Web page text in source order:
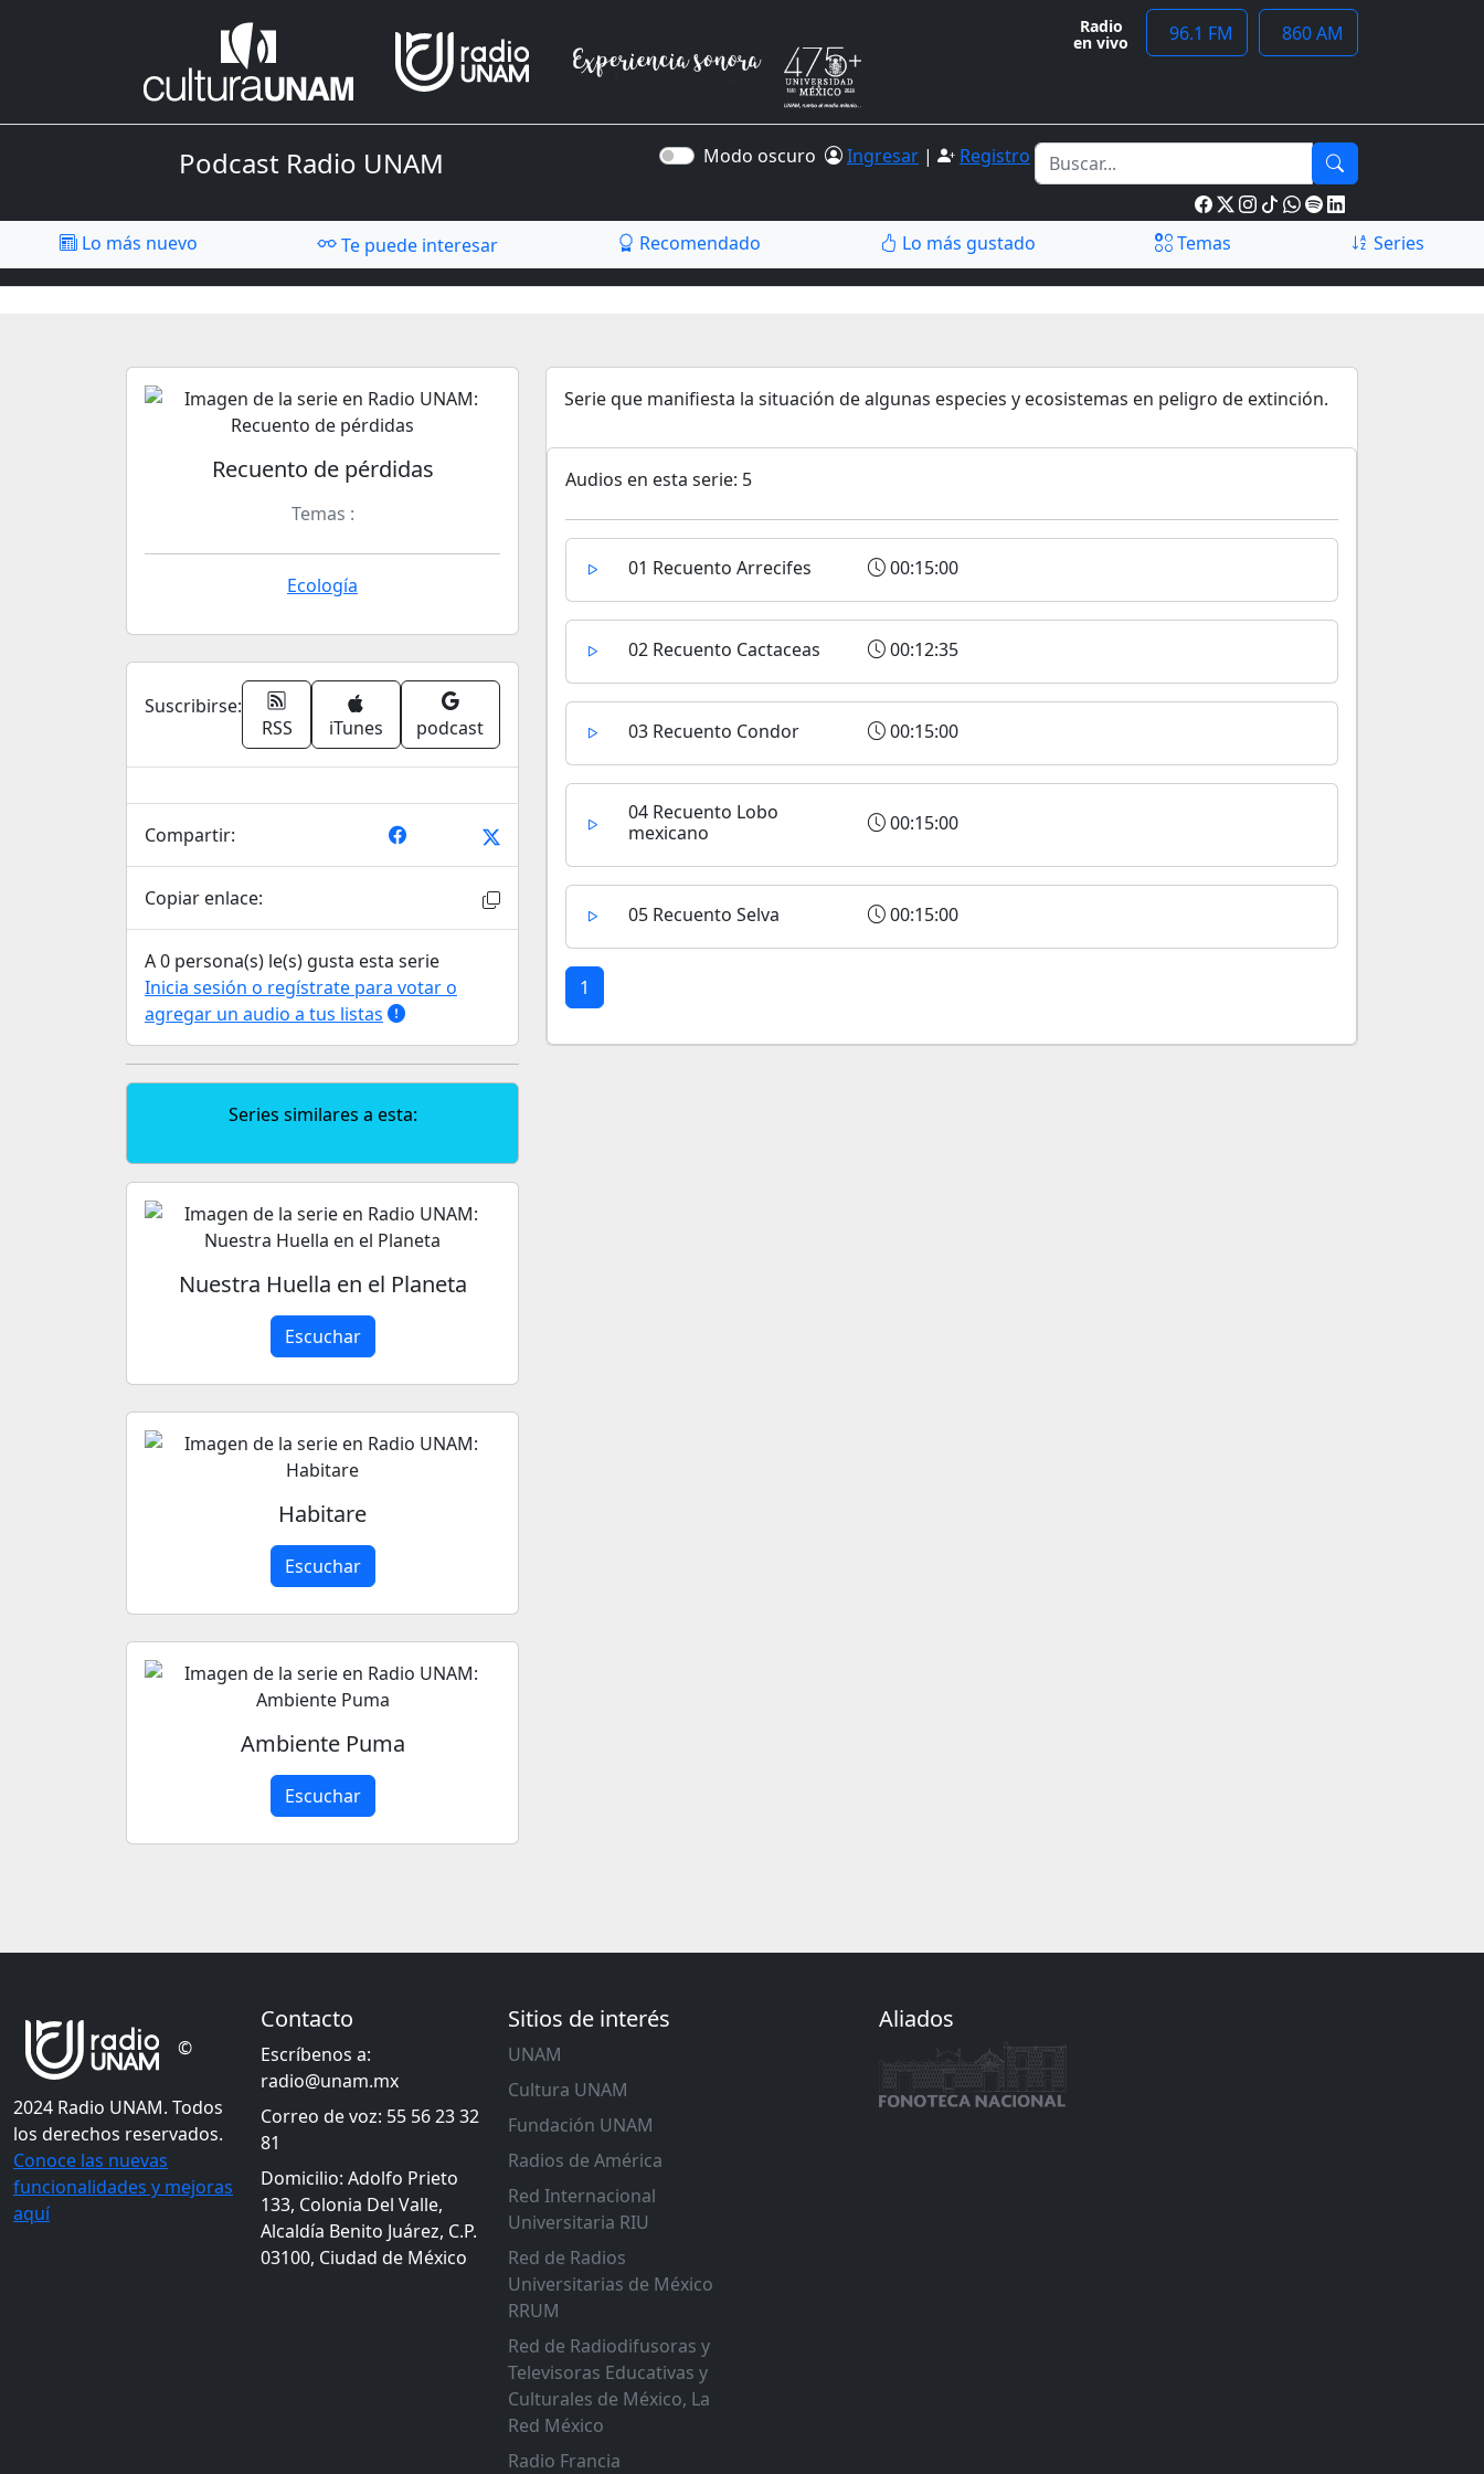
Radio
en vivo 96.1 FM 860 AM
Podcast Radio UNAM Modo oscuro Ingresar | Registro
Lo más nuevo Te puede interesar Recomendado Lo más gustado Temas Series
Recuento de pérdidas
Temas :
Ecología
Suscribirse:
RSS
iTunes podcast
Compartir:
Copiar enlace:
A 0 persona(s) le(s) gusta esta serie
Inicia sesión o regístrate para votar o
agregar un audio a tus listas
Series similares a esta:
Nuestra Huella en el Planeta
Escuchar
Habitare
Escuchar
Ambiente Puma
Escuchar
Serie que manifiesta la situación de algunas especies y ecosistemas en peligro de extinción.
Audios en esta serie: 5
01 Recuento Arrecifes 00:15:00
02 Recuento Cactaceas 00:12:35
03 Recuento Condor 00:15:00
04 Recuento Lobo
mexicano
00:15:00
05 Recuento Selva 00:15:00
1
©
2024 Radio UNAM. Todos
los derechos reservados.
Conoce las nuevas
funcionalidades y mejoras
aquí
Contacto
Escríbenos a:
radio@unam.mx
Correo de voz: 55 56 23 32
81
Domicilio: Adolfo Prieto
133, Colonia Del Valle,
Alcaldía Benito Juárez, C.P.
03100, Ciudad de México
Sitios de interés
UNAM
Cultura UNAM
Fundación UNAM
Radios de América
Red Internacional
Universitaria RIU
Red de Radios
Universitarias de México
RRUM
Red de Radiodifusoras y
Televisoras Educativas y
Culturales de México, La
Red México
Radio Francia
Aliados